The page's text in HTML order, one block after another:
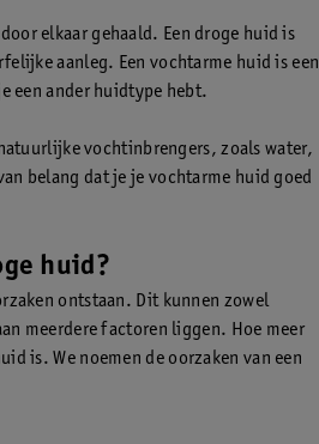
elkaar gehaald. Een droge huid is
aanleg. Een vochtarme huid is een
een ander huidtype hebt.
vochtinbrengers, zoals water,
belang dat je je vochtarme huid goed
huid?
ontstaan. Dit kunnen zowel
meerdere factoren liggen. Hoe meer
is. We noemen de oorzaken van een